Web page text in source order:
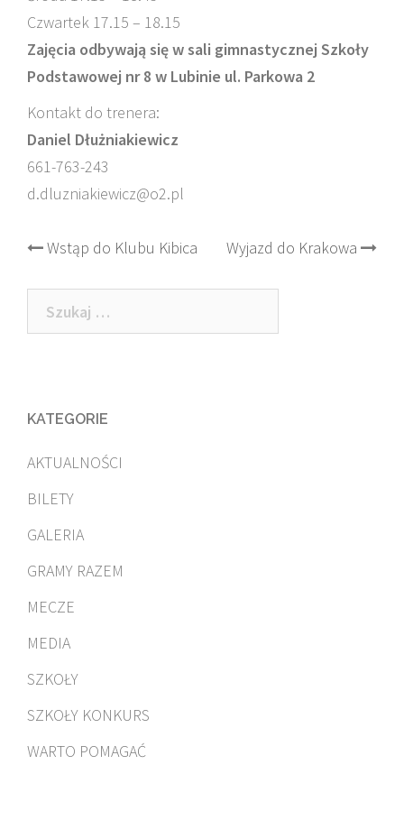
Czwartek 17.15 – 18.15
Zajęcia odbywają się w sali gimnastycznej Szkoły
Podstawowej nr 8 w Lubinie ul. Parkowa 2
Kontakt do trenera:
Daniel Dłużniakiewicz
661-763-243
d.dluzniakiewicz@o2.pl
Post
navigation
Wstąp do Klubu Kibica Wyjazd do Krakowa
Szukaj:
KATEGORIE
AKTUALNOŚCI
BILETY
GALERIA
GRAMY RAZEM
MECZE
MEDIA
SZKOŁY
SZKOŁY KONKURS
WARTO POMAGAĆ